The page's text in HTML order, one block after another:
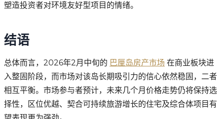
塑造投资者对环境友好型项目的情绪。
结语
总体而言，2026年2月中旬的 巴厘岛房产市场 在商业板块进
入整固阶段，而市场对该岛长期吸引力的信心依然稳固，二者
相互平衡。市场参与者预计，未来几个月价格走势仍将保持选
择性，区位优越、契合可持续旅游增长的住宅及综合体项目有